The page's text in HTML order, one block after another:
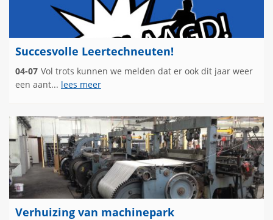
Succesvolle Leertechneuten!
04-07 Vol trots kunnen we melden dat er ook dit jaar weer
een aant... lees meer
Verhuizing van machinepark